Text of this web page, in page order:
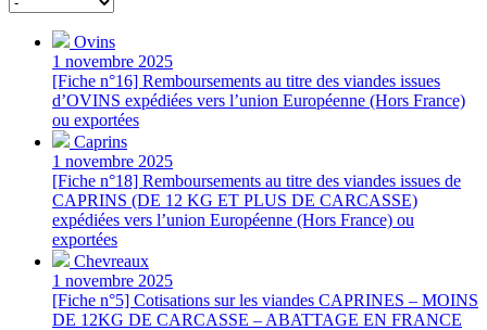
Ovins
1 novembre 2025
[Fiche n°16] Remboursements au titre des viandes issues
d’OVINS expédiées vers l’union Européenne (Hors France)
ou exportées
Caprins
1 novembre 2025
[Fiche n°18] Remboursements au titre des viandes issues de
CAPRINS (DE 12 KG ET PLUS DE CARCASSE)
expédiées vers l’union Européenne (Hors France) ou
exportées
Chevreaux
1 novembre 2025
[Fiche n°5] Cotisations sur les viandes CAPRINES – MOINS
DE 12KG DE CARCASSE – ABATTAGE EN FRANCE